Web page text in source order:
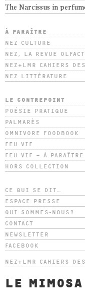
The Narcissus in
À PARAÎTRE
NEZ CULTURE
NEZ, LA REVUE
NEZ+LMR CAHIERS
NEZ LITTÉRATURE
LE CONTREPOINT
POÉSIE PRATIQUE
PALMARÈS
OMNIVORE FOODBOOK
FEU VIF
FEU VIF – À PARAÎTRE
HORS COLLECTION
CE QUI SE DIT…
ESPACE PRESSE
QUI SOMMES-NOUS?
CONTACT
NEWSLETTER
FACEBOOK
NEZ+LMR CAHIERS
LE